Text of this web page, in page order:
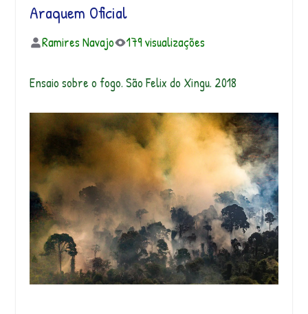
Araquem Oficial
Ramires Navajo 179 visualizações
Ensaio sobre o fogo. São Felix do Xingu. 2018